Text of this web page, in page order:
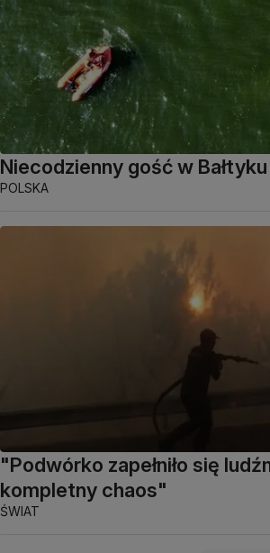
Niecodzienny gość w Bałtyku
POLSKA
"Podwórko zapełniło się
kompletny chaos"
ŚWIAT